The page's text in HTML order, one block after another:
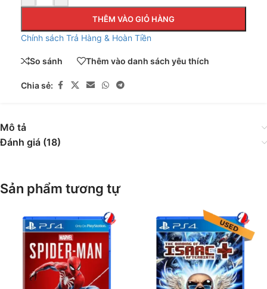
THÊM VÀO GIỎ HÀNG
Chính sách Trả Hàng & Hoàn Tiền
So sánh Thêm vào danh sách yêu thích
Chia sẻ:
Mô tả
Đánh giá (18)
Sản phẩm tương tự